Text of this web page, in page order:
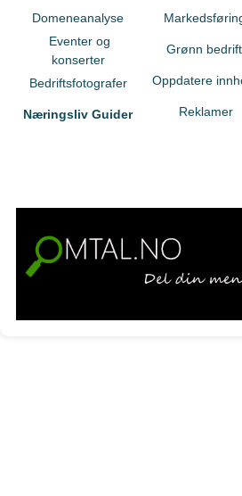
Domeneanalyse
Eventer og
konserter
Bedriftsfotografer
Næringsliv Guider
Grønn bedrift
Oppdatere
Reklamer